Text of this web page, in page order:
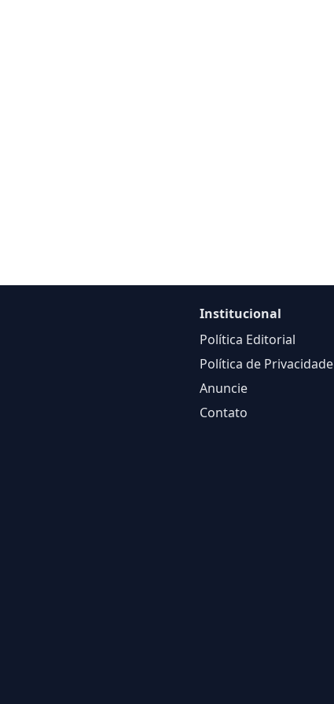
Institucional
Política Editorial
Política de Privacidade
Anuncie
Contato